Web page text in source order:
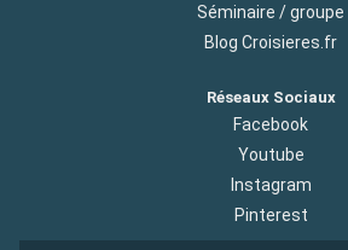
Séminaire / groupe
Blog Croisieres.fr
Réseaux Sociaux
Facebook
Youtube
Instagram
Pinterest